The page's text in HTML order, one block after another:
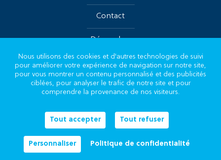
Contact
Démarches
Suivez-nous sur les réseaux
Plan du site
Mentions légales
Nous utilisons des cookies et d'autres technologies de suivi
pour améliorer votre expérience de navigation sur notre site,
pour vous montrer un contenu personnalisé et des publicités
ciblées, pour analyser le trafic de notre site et pour
comprendre la provenance de nos visiteurs.
Tout accepter Tout refuser
Personnaliser Politique de confidentialité